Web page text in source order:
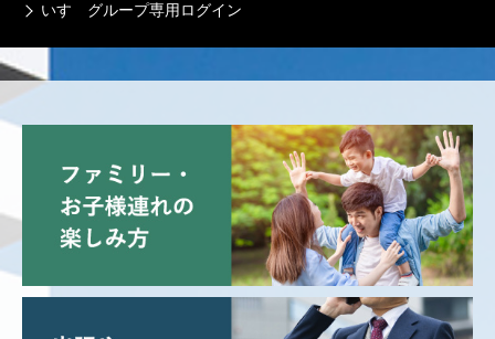
いすゞグループ専用ログイン